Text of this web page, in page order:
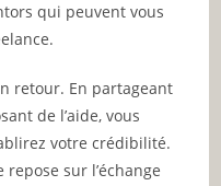
qui peuvent vous
retour. En partageant
de l’aide, vous
votre crédibilité.
sur l’échange